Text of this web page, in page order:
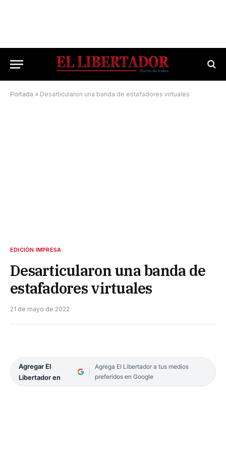
Portada » Desarticularon una banda de estafadores virtuales
EDICIÓN IMPRESA
Desarticularon una banda de
estafadores virtuales
21 de mayo de 2022
Agregar El
Libertador en
Agrega El Libertador a tus medios
preferidos en Google